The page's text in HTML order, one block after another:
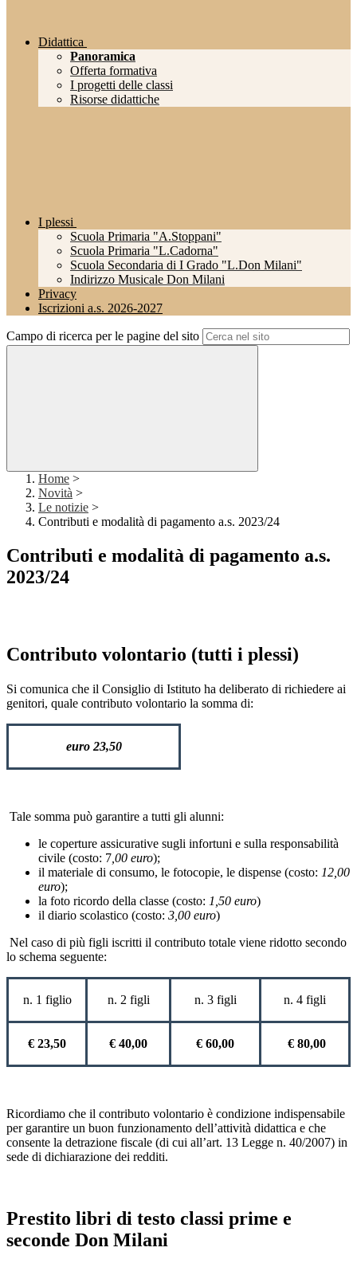
Didattica
Panoramica
Offerta formativa
I progetti delle classi
Risorse didattiche
I plessi
Scuola Primaria "A.Stoppani"
Scuola Primaria "L.Cadorna"
Scuola Secondaria di I Grado "L.Don Milani"
Indirizzo Musicale Don Milani
Privacy
Iscrizioni a.s. 2026-2027
Campo di ricerca per le pagine del sito
Home >
Novità >
Le notizie >
Contributi e modalità di pagamento a.s. 2023/24
Contributi e modalità di pagamento a.s.
2023/24
Contributo volontario (tutti i plessi)
Si comunica che il Consiglio di Istituto ha deliberato di richiedere ai
genitori, quale contributo volontario la somma di:
euro 23,50
Tale somma può garantire a tutti gli alunni:
le coperture assicurative sugli infortuni e sulla responsabilità
civile (costo: 7 ,00 euro);
il materiale di consumo, le fotocopie, le dispense (costo: 12,00
euro);
la foto ricordo della classe (costo: 1,50 euro)
il diario scolastico (costo: 3,00 euro)
Nel caso di più figli iscritti il contributo totale viene ridotto secondo
lo schema seguente:
n. 1 figlio n. 2 figli n. 3 figli n. 4 figli
€ 23,50 € 40,00 € 60,00 € 80,00
Ricordiamo che il contributo volontario è condizione indispensabile
per garantire un buon funzionamento dell’attività didattica e che
consente la detrazione fiscale (di cui all’art. 13 Legge n. 40/2007) in
sede di dichiarazione dei redditi.
Prestito libri di testo classi prime e
seconde Don Milani